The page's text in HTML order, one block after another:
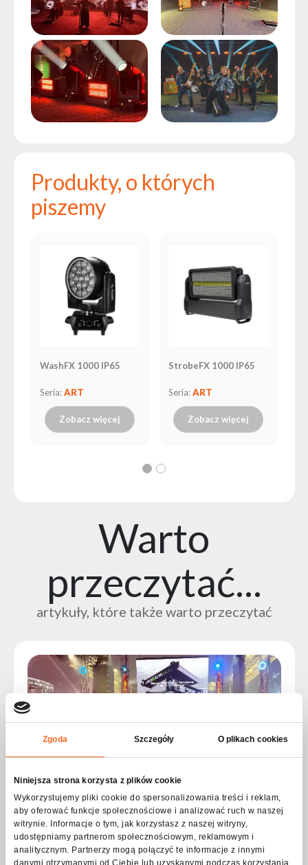
Zgoda Szczegóły O plikach cookies
Niniejsza strona korzysta z plików cookie
Wykorzystujemy pliki cookie do spersonalizowania treści i reklam,
aby oferować funkcje społecznościowe i analizować ruch w naszej
witrynie. Informacje o tym, jak korzystasz z naszej witryny,
udostępniamy partnerom społecznościowym, reklamowym i
analitycznym. Partnerzy mogą połączyć te informacje z innymi
danymi otrzymanymi od Ciebie lub uzyskanymi podczas korzystania
Produkty, o których
piszemy
WashFX 1000 IP65
Seria:ART
Zobacz więcej
StrobeFX 1000 IP65
Seria:ART
Zobacz więcej
Warto
przeczytać...
artykuły, które także warto przeczytać
Flash-Butrym na MIR 2026 – nowe partnerstwo i
obecność na stoisku Adagio PRO